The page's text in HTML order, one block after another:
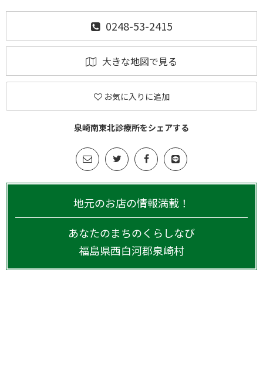
0248-53-2415
大きな地図で見る
お気に入りに追加
泉崎南東北診療所をシェアする
地元のお店の情報満載！
あなたのまちのくらしなび
福島県西白河郡泉崎村